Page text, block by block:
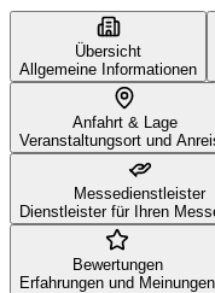
Übersicht
Allgemeine Informationen
Anfahrt & Lage
Veranstaltungsort und
Messedienstleister
Dienstleister für Ihren
Bewertungen
Erfahrungen und Meinungen